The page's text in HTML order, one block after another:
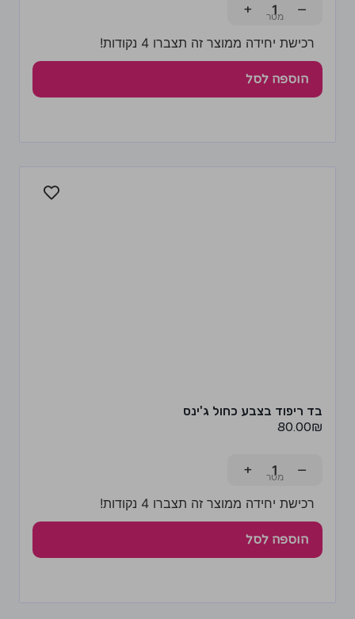
−
+
רכישת יחידה ממוצר זה תצברו 4 נקודות!
הוספה לסל
בד ריפוד בצבע כחול ג'ינס
80.00₪
−
+
רכישת יחידה ממוצר זה תצברו 4 נקודות!
הוספה לסל